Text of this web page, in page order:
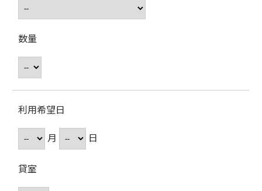
数量
利用希望日
月
日
貸室